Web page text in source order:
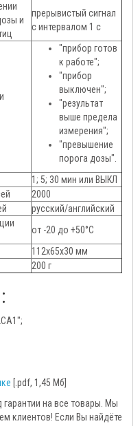
и
прерывистый сигнал
с интервалом 1 с
"прибор готов
к работе";
"прибор
выключен";
"результат
выше предела
измерения";
"превышение
порога дозы".
1; 5; 30 мин или ВЫКЛ
2000
русский/английский
от -20 до +50°С
112х65х30 мм
200 г
[.pdf, 1,45 Мб]
на все товары. Мы
клиентов! Если Вы найдёте